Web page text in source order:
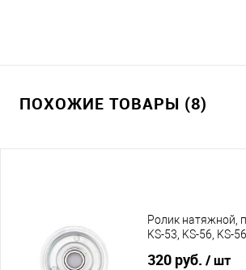
ПОХОЖИЕ ТОВАРЫ (8)
Ролик натяжной,
KS-53, KS-56, KS-
320 руб. / шт